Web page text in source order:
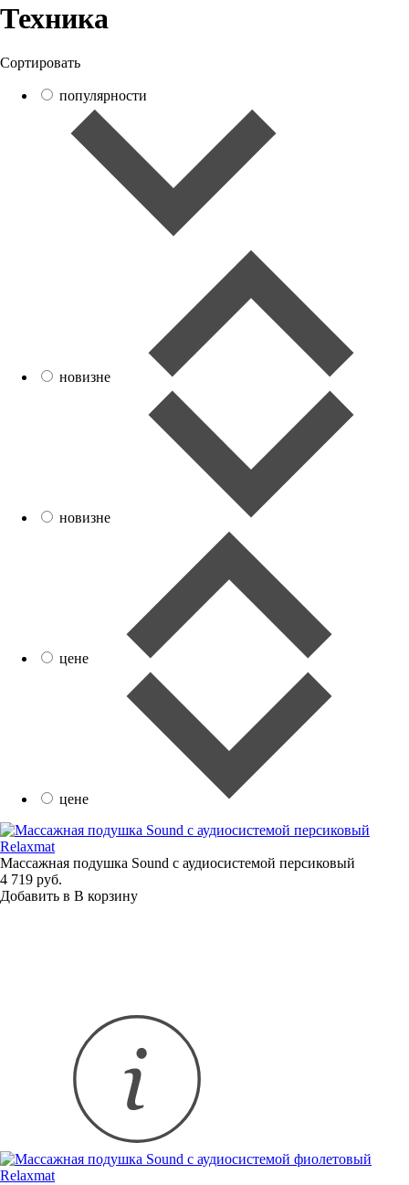
Техника
Сортировать
популярности
новизне
новизне
цене
цене
Relaxmat
Массажная подушка Sound с аудиосистемой персиковый
4 719 руб.
Добавить в В корзину
Relaxmat